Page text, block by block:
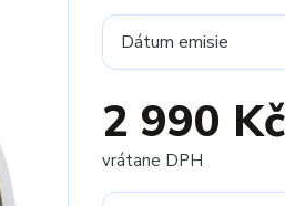
Dátum emisie
2 990 Kč
vrátane DPH